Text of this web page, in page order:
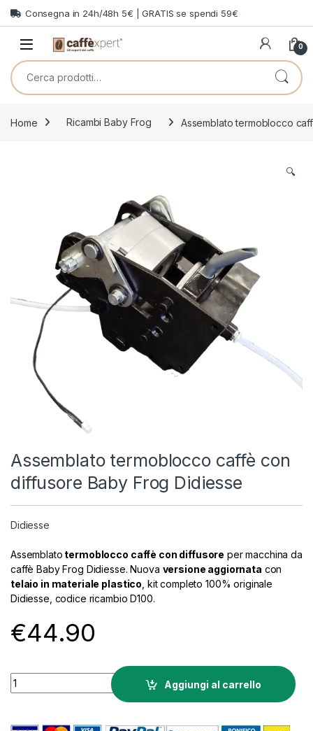
Skip to navigation
Skip to content
Consegna in 24h/48h 5€ | GRATIS se spendi 59€
0
Cerca:
Home Ricambi Baby Frog Assemblato termoblocco
🔍
Assemblato termoblocco caffè con
diffusore Baby Frog Didiesse
Didiesse
Assemblato termoblocco caffè con diffusore per macchina da
caffè Baby Frog Didiesse. Nuova versione aggiornata con
telaio in materiale plastico , kit completo 100% originale
Didiesse, codice ricambio D100.
€44.90
Assemblato termoblocco caffè con diffusore Baby Frog
Aggiungi al carrello